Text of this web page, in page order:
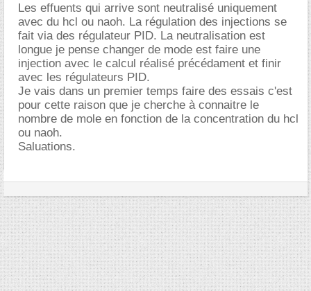
Les effuents qui arrive sont neutralisé uniquement
avec du hcl ou naoh. La régulation des injections se
fait via des régulateur PID. La neutralisation est
longue je pense changer de mode est faire une
injection avec le calcul réalisé précédament et finir
avec les régulateurs PID.
Je vais dans un premier temps faire des essais c'est
pour cette raison que je cherche à connaitre le
nombre de mole en fonction de la concentration du hcl
ou naoh.
Saluations.